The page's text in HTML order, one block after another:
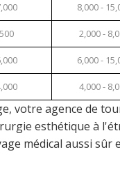
8,000 -
2,000 -
6,000 -
4,000 -
votre agence de
esthétique à
médical aussi sûr